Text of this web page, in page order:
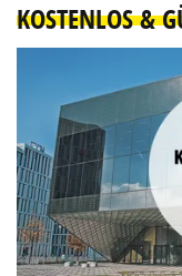
KOSTENLOS &